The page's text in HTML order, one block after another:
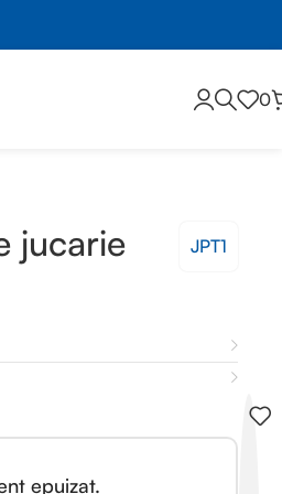
0
jucarie
JPT1
epuizat.